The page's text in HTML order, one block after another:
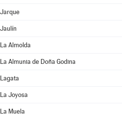
Jarque
Jaulín
La Almolda
La Almunia de Doña Godina
Lagata
La Joyosa
La Muela